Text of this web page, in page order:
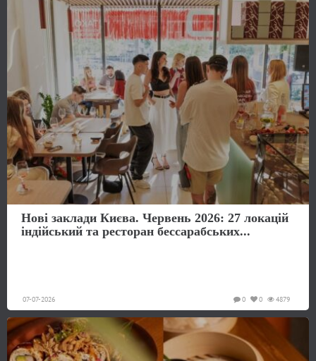
Нові заклади Києва. Червень 2026: 27 локацій
індійський та ресторан бессарабських...
07-07-2026 4879
0
0